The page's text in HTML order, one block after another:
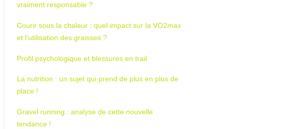
vraiment responsable ?
Courir sous la chaleur : quel impact sur la VO2max
et l’utilisation des graisses ?
Profil psychologique et blessures en trail
La nutrition : un sujet qui prend de plus en plus de
place !
Gravel running : analyse de cette nouvelle
tendance !